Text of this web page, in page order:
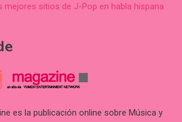
mejores sitios de J-Pop en habla hispana
es la publicación online sobre Música y